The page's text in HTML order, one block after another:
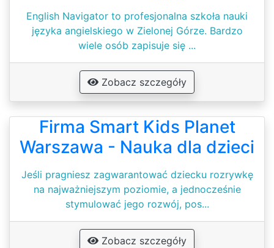
English Navigator to profesjonalna szkoła nauki
języka angielskiego w Zielonej Górze. Bardzo
wiele osób zapisuje się ...
Zobacz szczegóły
Firma Smart Kids Planet
Warszawa - Nauka dla dzieci
Jeśli pragniesz zagwarantować dziecku rozrywkę
na najważniejszym poziomie, a jednocześnie
stymulować jego rozwój, pos...
Zobacz szczegóły